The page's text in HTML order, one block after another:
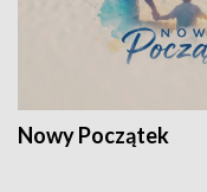
Nowy Początek